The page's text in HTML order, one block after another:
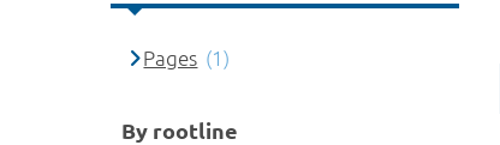
Pages (1)
By rootline